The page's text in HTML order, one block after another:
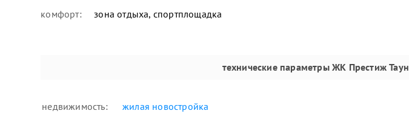
комфорт: зона отдыха, спортплощадка
технические параметрыЖК Престиж Таун
недвижимость: жилая новостройка